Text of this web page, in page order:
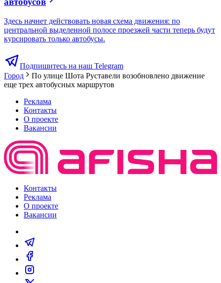
Здесь начнет действовать новая схема движения: по
центральной выделенной полосе проезжей части теперь будут
курсировать только автобусы.
Подпишитесь на наш Telegram
Город
По улице Шота Руставели возобновлено движение
еще трех автобусных маршрутов
Реклама
Контакты
О проекте
Вакансии
Контакты
Реклама
О проекте
Вакансии